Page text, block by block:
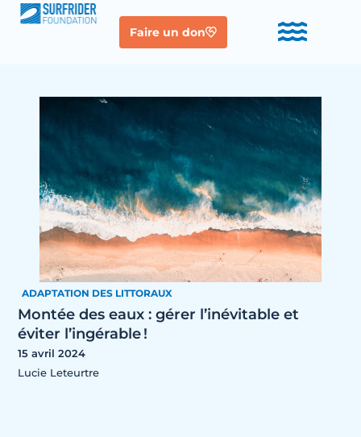
Faire un don
ADAPTATION DES LITTORAUX
Montée des eaux : gérer l’inévitable et
éviter l’ingérable !
15 avril 2024
Lucie Leteurtre